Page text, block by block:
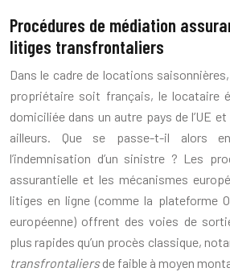
Procédures de médiation
litiges transfrontaliers
Dans le cadre de locations
propriétaire soit français, le locataire
domiciliée dans un autre pays de l’UE et
ailleurs. Que se passe-t-il alors
l’indemnisation d’un sinistre ? Les
assurantielle et les mécanismes
litiges en ligne (comme la plateforme
européenne) offrent des voies de
plus rapides qu’un procès classique,
transfrontaliersde faible à moyen